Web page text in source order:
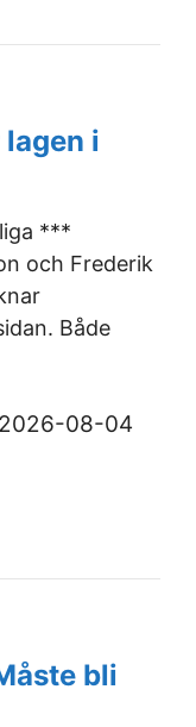
i
***
och Frederik
Både
08-04
bli